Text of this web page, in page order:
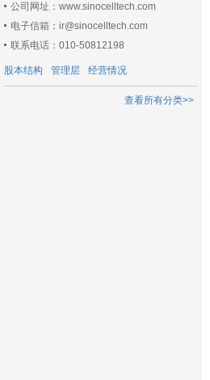
公司网址：www.sinocelltech.com
电子信箱：ir@sinocelltech.com
联系电话：010-50812198
股本结构 管理层 经营情况
查看所有分类>>